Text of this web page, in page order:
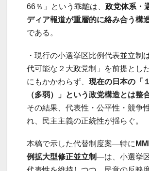
66％」という乖離は、 政党体系・
ディア報道が重層的に絡み合う構
である。
・現行の小選挙区比例代表並立制
代可能な２大政党制」を前提とし
にもかかわらず、 現在の日本の「
（多弱）」という政党構造とは整
その結果、代表性・公平性・競争
れ、民主主義の正統性が揺らぐ。
本稿で示した代替制度案—特に
例拡大型修正並立制—は、小選挙